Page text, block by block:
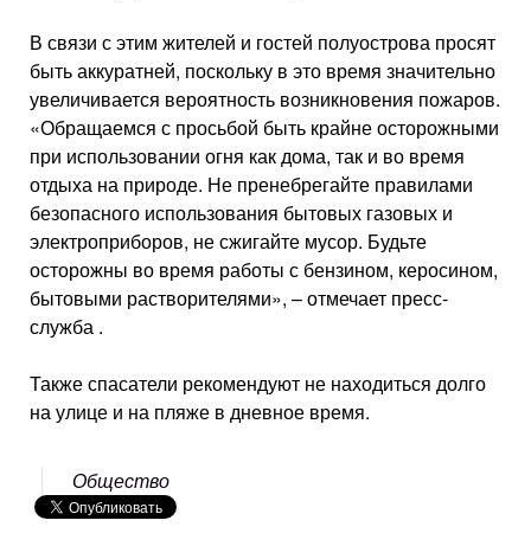
В связи с этим жителей и гостей полуострова просят
быть аккуратней, поскольку в это время значительно
увеличивается вероятность возникновения пожаров.
«Обращаемся с просьбой быть крайне осторожными
при использовании огня как дома, так и во время
отдыха на природе. Не пренебрегайте правилами
безопасного использования бытовых газовых и
электроприборов, не сжигайте мусор. Будьте
осторожны во время работы с бензином, керосином,
бытовыми растворителями», – отмечает пресс-
служба .
Также спасатели рекомендуют не находиться долго
на улице и на пляже в дневное время.
Общество